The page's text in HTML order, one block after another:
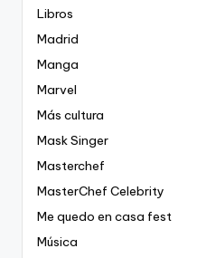
Libros
Madrid
Manga
Marvel
Más cultura
Mask Singer
Masterchef
MasterChef Celebrity
Me quedo en casa fest
Música